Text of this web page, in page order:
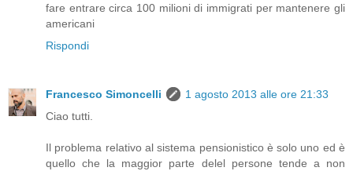
fare entrare circa 100 milioni di immigrati per mantenere gli
americani
Rispondi
Francesco Simoncelli
1 agosto 2013 alle ore 21:33
Ciao tutti.
Il problema relativo al sistema pensionistico è solo uno ed è
quello che la maggior parte delel persone tende a non